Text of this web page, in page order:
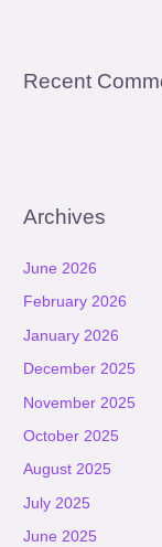
Recent
Archives
June 2026
February 2026
January 2026
December 2025
November 2025
October 2025
August 2025
July 2025
June 2025